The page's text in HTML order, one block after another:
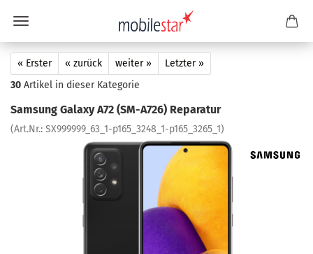
« Erster « zurück weiter »
Letzter »
30 Artikel in dieser Kategorie
Sam­sung Ga­la­xy A72 (SM-​A726) Re­pa­ra­tur
(Art.Nr.: SX999999_63_1-​p165_3248_1-p165_3265_1)